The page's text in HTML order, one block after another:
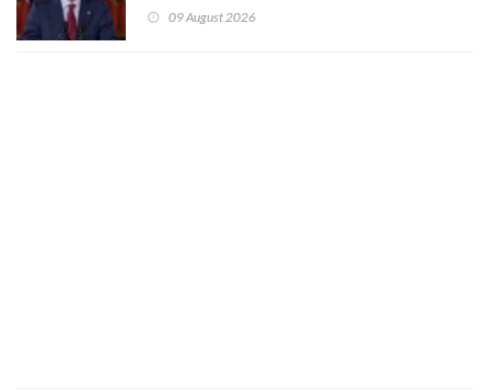
09 August 2026